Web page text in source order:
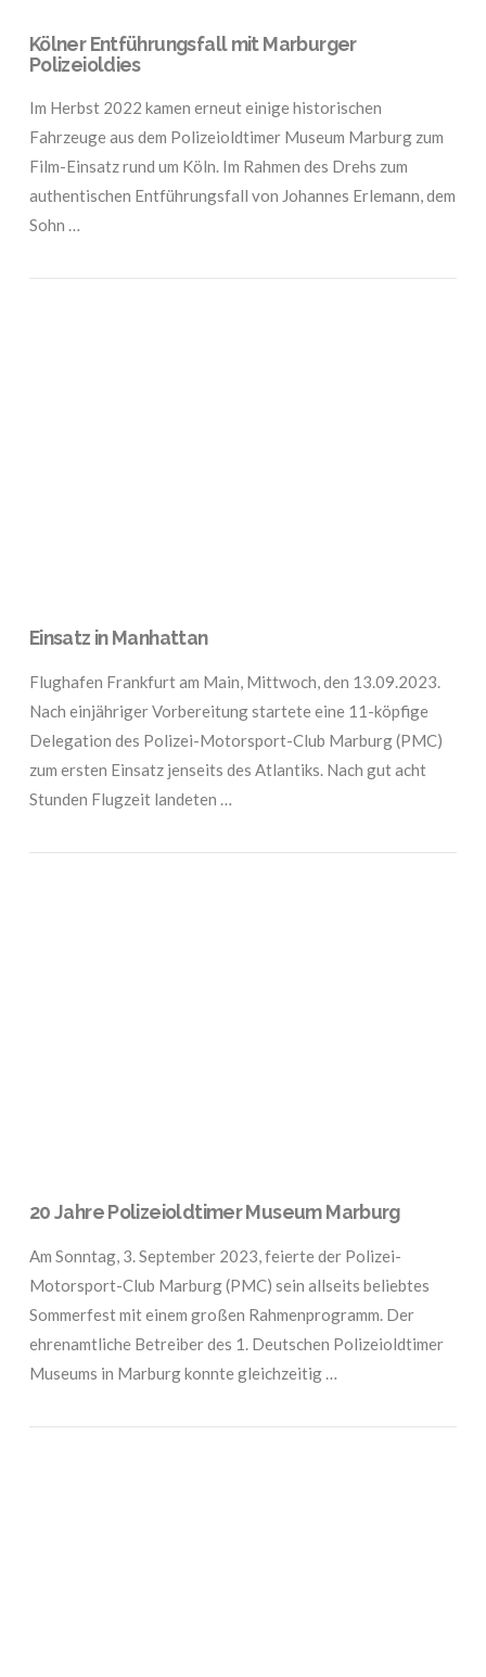
Kölner Entführungsfall mit Marburger
Polizeioldies
Im Herbst 2022 kamen erneut einige historischen
Fahrzeuge aus dem Polizeioldtimer Museum Marburg zum
Film-Einsatz rund um Köln. Im Rahmen des Drehs zum
authentischen Entführungsfall von Johannes Erlemann, dem
Sohn …
Einsatz in Manhattan
Flughafen Frankfurt am Main, Mittwoch, den 13.09.2023.
Nach einjähriger Vorbereitung startete eine 11-köpfige
Delegation des Polizei-Motorsport-Club Marburg (PMC)
zum ersten Einsatz jenseits des Atlantiks. Nach gut acht
Stunden Flugzeit landeten …
20 Jahre Polizeioldtimer Museum Marburg
Am Sonntag, 3. September 2023, feierte der Polizei-
Motorsport-Club Marburg (PMC) sein allseits beliebtes
Sommerfest mit einem großen Rahmenprogramm. Der
ehrenamtliche Betreiber des 1. Deutschen Polizeioldtimer
Museums in Marburg konnte gleichzeitig …